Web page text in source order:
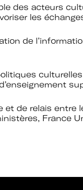
des acteurs
les
de
et de relais entre
France